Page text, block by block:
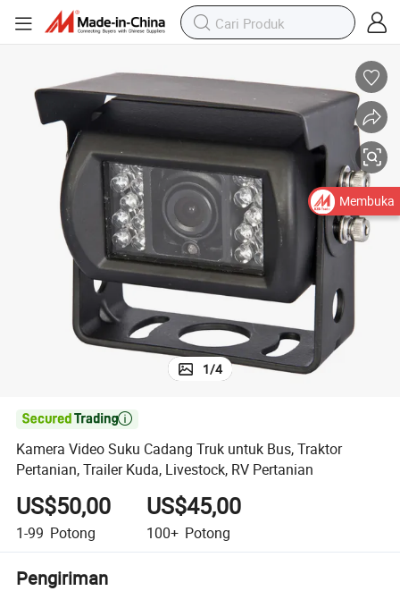
1/4

Kamera Video Suku Cadang Truk untuk Bus, Traktor
Pertanian, Trailer Kuda, Livestock, RV Pertanian
US$50,00
1-99 Potong
US$45,00
100+ Potong
Pengiriman
Membuka